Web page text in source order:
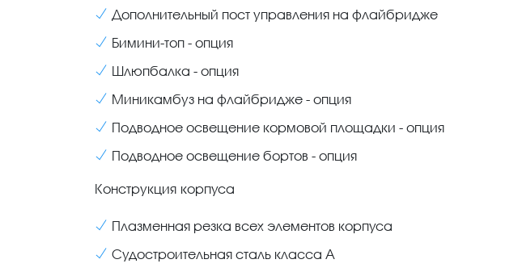
Дополнительный пост управления на флайбридже
Бимини-топ - опция
Шлюпбалка - опция
Миникамбуз на флайбридже - опция
Подводное освещение кормовой площадки - опция
Подводное освещение бортов - опция
Конструкция корпуса
Плазменная резка всех элементов корпуса
Судостроительная сталь класса А